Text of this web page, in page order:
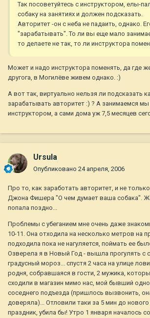
Так посоветуйтесь с инструктором, елы-
собаку на занятиях и должен подсказать.
Авторитет -он с неба не падаить, однако.
"зарабатывать". То ли вы еще мало
то делаете не так, то ли инструктора
Может и надо инструктора поменять, да где
другога, в Могилёве живем однако. :)
А вот так, виртуально нельзя ли подсказать
зарабатывать авторитет :) ? А занимаемся мы
инструктором, а сами дома уж 7,5 месяцев
Ursula
Опубликовано 24 апреля, 2006
Про то, как заработать авторитет, и не
Джона Фишера "О чем думает ваша собака".
попала поздно...
Проблемы с убеганием мне очень даже
10-11. Она отходила на несколько метров на
подходила пока не нагуляется, поймать ее
Озверела я в Новый Год - вышла прогулять с
градусный мороз... спустя 2 часа на улице
родня, собравшаяся в гости, 2 мужика,
сходили в магазин мимо нас, мой бывший
соседнего подъезда (пришлось вызвонить,
доверяла)... Отловили таки за 5 мин до нового
праздник, убила бы! Утро 1 января началось